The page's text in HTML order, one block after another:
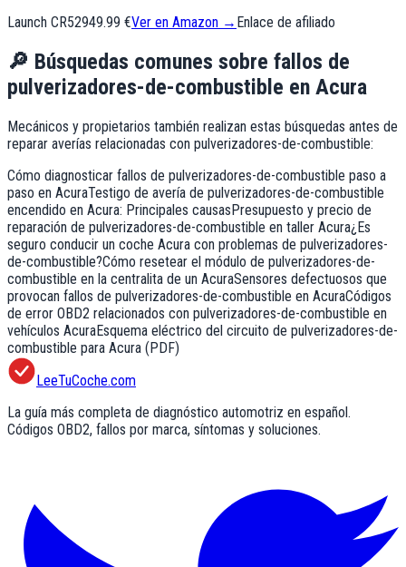
Launch CR52949.99 €Ver en Amazon → Enlace de afiliado
🔎 Búsquedas comunes sobre fallos de
pulverizadores-de-combustible en Acura
Mecánicos y propietarios también realizan estas búsquedas antes de
reparar averías relacionadas con pulverizadores-de-combustible:
Cómo diagnosticar fallos de pulverizadores-de-combustible paso a
paso en AcuraTestigo de avería de pulverizadores-de-combustible
encendido en Acura: Principales causasPresupuesto y precio de
reparación de pulverizadores-de-combustible en taller Acura¿Es
seguro conducir un coche Acura con problemas de pulverizadores-
de-combustible?Cómo resetear el módulo de pulverizadores-de-
combustible en la centralita de un AcuraSensores defectuosos que
provocan fallos de pulverizadores-de-combustible en AcuraCódigos
de error OBD2 relacionados con pulverizadores-de-combustible en
vehículos AcuraEsquema eléctrico del circuito de pulverizadores-de-
combustible para Acura (PDF)
LeeTuCoche.com
La guía más completa de diagnóstico automotriz en español.
Códigos OBD2, fallos por marca, síntomas y soluciones.